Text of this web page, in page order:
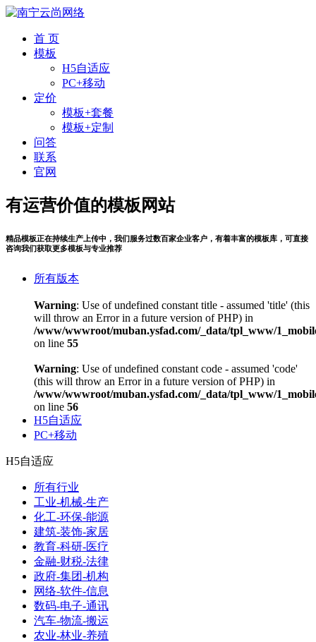
首 页
模板
H5自适应
PC+移动
定价
模板+套餐
模板+定制
问答
联系
官网
有运营价值的模板网站
精品模板正在持续生产上传中，我们服务过数百家企业客户，有着丰富的模板库，可直接
咨询我们获取更多模板与专业推荐
所有版本
Warning: Use of undefined constant title - assumed 'title' (this
will throw an Error in a future version of PHP) in
/www/wwwroot/muban.ysfad.com/_data/tpl_www/
on line 55
Warning: Use of undefined constant code - assumed 'code'
(this will throw an Error in a future version of PHP) in
/www/wwwroot/muban.ysfad.com/_data/tpl_www/
on line 56
H5自适应
PC+移动
H5自适应
所有行业
工业-机械-生产
化工-环保-能源
建筑-装饰-家居
教育-科研-医疗
金融-财税-法律
政府-集团-机构
网络-软件-信息
数码-电子-通讯
汽车-物流-搬运
农业-林业-养殖